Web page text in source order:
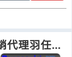
代理羽任電